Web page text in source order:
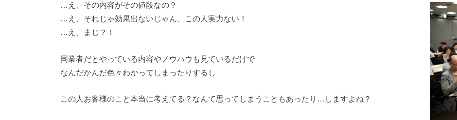
…え、その内容がその値段なの？
…え、それじゃ効果出ないじゃん、この人実力ない！
…え、まじ？！
同業者だとやっている内容やノウハウも見ているだけで
なんだかんだ色々わかってしまったりするし
この人お客様のこと本当に考えてる？なんて思ってしまうこともあったり…しますよね？